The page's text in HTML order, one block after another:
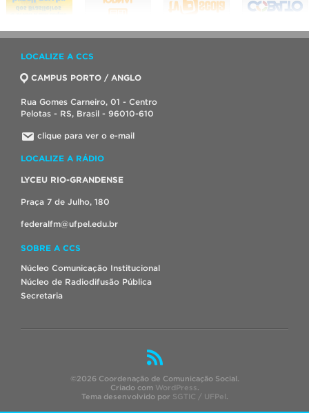
LOCALIZE A CCS
CAMPUS PORTO / ANGLO
Rua Gomes Carneiro, 01 - Centro
Pelotas - RS, Brasil - 96010-610
clique para ver o e-mail
LOCALIZE A RÁDIO
LYCEU RIO-GRANDENSE
Praça 7 de Julho, 180
federalfm@ufpel.edu.br
SOBRE A CCS
Núcleo Comunicação Institucional
Núcleo de Radiodifusão Pública
Secretaria
©2026 Coordenação de Comunicação Social.
Criado com WordPress.
Tema desenvolvido por SGTIC / UFPel.